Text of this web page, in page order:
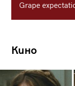
Grape
Кино